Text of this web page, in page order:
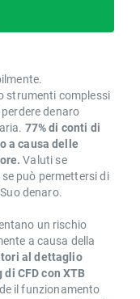
strumenti complessi
denaro
77% di conti di
a causa delle
Valuti se
può permettersi di
denaro.
un rischio
a causa della
al dettaglio
CFD con XTB
il funzionamento